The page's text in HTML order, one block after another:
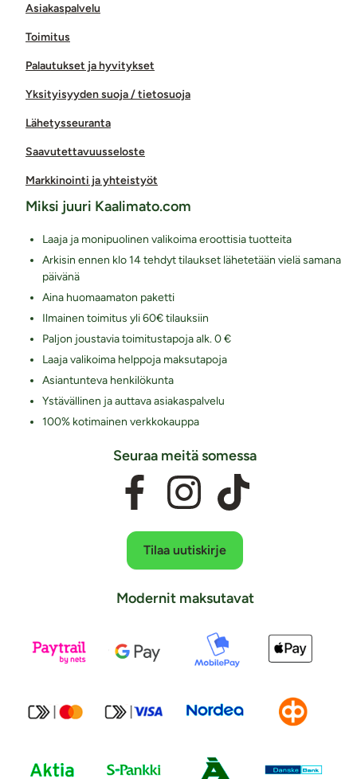
Asiakaspalvelu
Toimitus
Palautukset ja hyvitykset
Yksityisyyden suoja / tietosuoja
Lähetysseuranta
Saavutettavuusseloste
Markkinointi ja yhteistyöt
Miksi juuri Kaalimato.com
Laaja ja monipuolinen valikoima eroottisia tuotteita
Arkisin ennen klo 14 tehdyt tilaukset lähetetään vielä samana
päivänä
Aina huomaamaton paketti
Ilmainen toimitus yli 60€ tilauksiin
Paljon joustavia toimitustapoja alk. 0 €
Laaja valikoima helppoja maksutapoja
Asiantunteva henkilökunta
Ystävällinen ja auttava asiakaspalvelu
100% kotimainen verkkokauppa
Seuraa meitä somessa
Tilaa uutiskirje
Modernit maksutavat